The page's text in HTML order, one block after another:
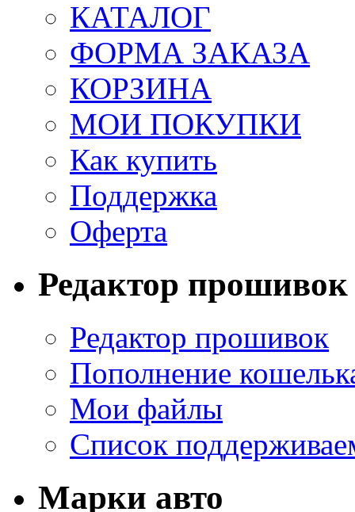
КАТАЛОГ
ФОРМА ЗАКАЗА
КОРЗИНА
МОИ ПОКУПКИ
Как купить
Поддержка
Оферта
Редактор прошивок
Редактор прошивок
Пополнение
Мои файлы
Список
Марки авто